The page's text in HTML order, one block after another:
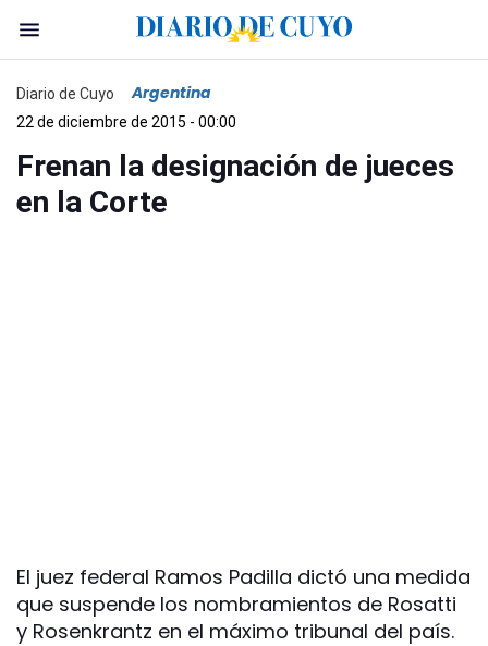
Diario de Cuyo Argentina
22 de diciembre de 2015 - 00:00
Frenan la designación de jueces
en la Corte
El juez federal Ramos Padilla dictó una medida
que suspende los nombramientos de Rosatti
y Rosenkrantz en el máximo tribunal del país.